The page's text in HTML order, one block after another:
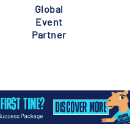
Global
Event
Partner